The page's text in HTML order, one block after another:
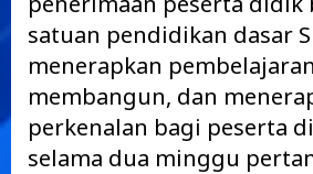
satuan pendidikan dasar
menerapkan
membangun, dan
perkenalan bagi peserta
selama dua minggu